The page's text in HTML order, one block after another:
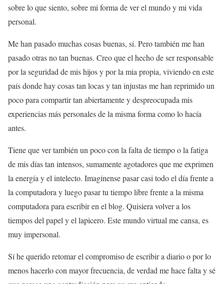
sobre lo que siento, sobre mi forma de ver el mundo y mi vida
personal.
Me han pasado muchas cosas buenas, sí. Pero también me han
pasado otras no tan buenas. Creo que el hecho de ser responsable
por la seguridad de mis hijos y por la mia propia, viviendo en este
país donde hay cosas tan locas y tan injustas me han reprimido un
poco para compartir tan abiertamente y despreocupada mis
experiencias más personales de la misma forma como lo hacía
antes.
Tiene que ver también un poco con la falta de tiempo o la fatiga
de mis días tan intensos, sumamente agotadores que me exprimen
la energía y el intelecto. Imagínense pasar casi todo el día frente a
la computadora y luego pasar tu tiempo libre frente a la misma
computadora para escribir en el blog. Quisiera volver a los
tiempos del papel y el lapicero. Este mundo virtual me cansa, es
muy impersonal.
Sí he querido retomar el compromiso de escribir a diario o por lo
menos hacerlo con mayor frecuencia, de verdad me hace falta y sé